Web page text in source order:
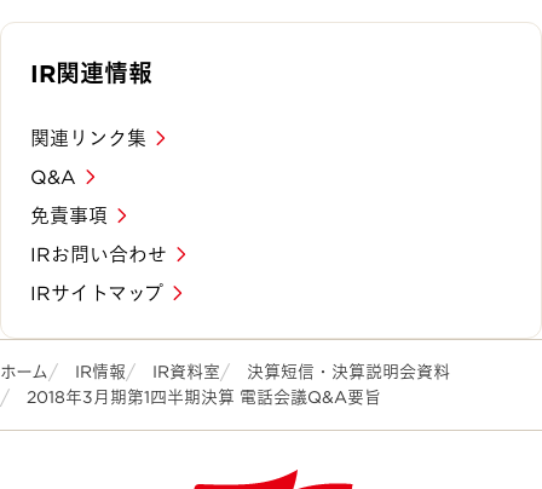
IR関連情報
関連リンク集
Q&A
免責事項
IRお問い合わせ
IRサイトマップ
ホーム IR情報 IR資料室
決算短信・決算説明会資料
2018年3月期第1四半期決算 電話会議Q&A要旨